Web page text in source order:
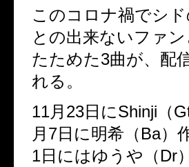
このコロナ禍でシ
との出来ないファ
たためた3曲が、配
れる。
11月 23日にShinji（Gt
月 7日に明希（Ba）
1日にはゆうや（Dr